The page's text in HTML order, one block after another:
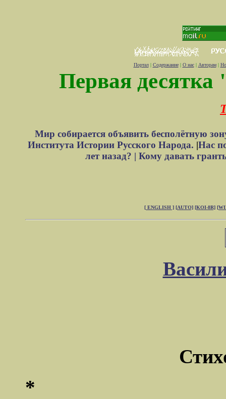
Портал| Содержание| О нас| Авторам|
Первая десятка
Мир собирается объявить бесполётную
Института Истории Русского Народа. |Нас
лет назад? | Кому давать
[ ENGLISH ] [AUTO] [KOI-8R]
*